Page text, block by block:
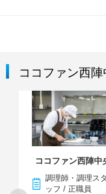
ココファン西
ココファン西陣中
調理師・調理スタ
ッフ / 正職員